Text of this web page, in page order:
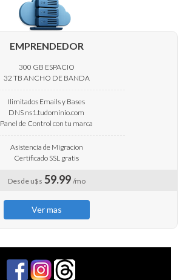
EMPRENDEDOR
300 GB ESPACIO
32 TB ANCHO DE BANDA
Ilimitados Emails y Bases
DNS ns1.tudominio.com
Panel de Control con tu marca
Asistencia de Migracion
Certificado SSL gratis
Desde u$s 59.99 /mo
Ver mas